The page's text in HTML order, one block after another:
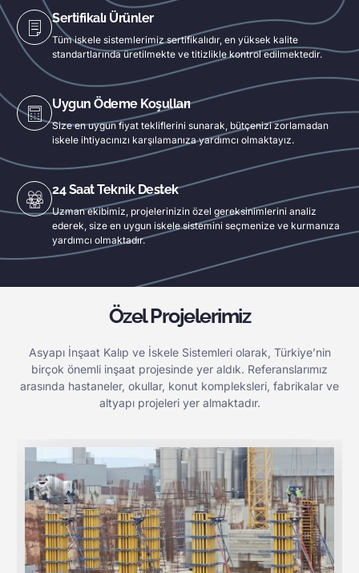
Sertifikalı Ürünler
Tüm iskele sistemlerimiz sertifikalıdır, en yüksek kalite
standartlarında üretilmekte ve titizlikle kontrol edilmektedir.
Uygun Ödeme Koşulları
Size en uygun fiyat tekliflerini sunarak, bütçenizi zorlamadan
iskele ihtiyacınızı karşılamanıza yardımcı olmaktayız.
24 Saat Teknik Destek
Uzman ekibimiz, projelerinizin özel gereksinimlerini analiz
ederek, size en uygun iskele sistemini seçmenize ve kurmanıza
yardımcı olmaktadır.
Özel Projelerimiz
Asyapı İnşaat Kalıp ve İskele Sistemleri olarak, Türkiye’nin
birçok önemli inşaat projesinde yer aldık. Referanslarımız
arasında hastaneler, okullar, konut kompleksleri, fabrikalar ve
altyapı projeleri yer almaktadır.